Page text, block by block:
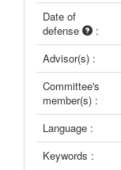
Date of
defense
:
Advisor(s) :
Committee's
member(s) :
Language :
Keywords :